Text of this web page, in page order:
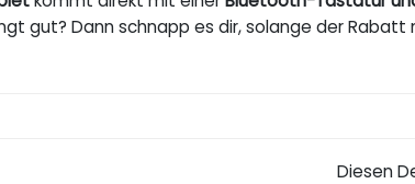
gut? Dann schnapp es dir, solange der Rabatt
Diesen